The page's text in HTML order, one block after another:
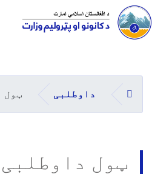
کورپاڼهداوطلبی ټول
ټول داوطلبی